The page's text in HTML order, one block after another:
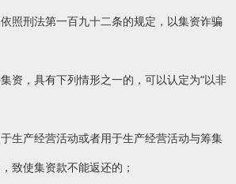
照刑法第一百九十二条的规定，以集资诈骗
，具有下列情形之一的，可以认定为“以非
产经营活动或者用于生产经营活动与筹集
致使集资款不能返还的；